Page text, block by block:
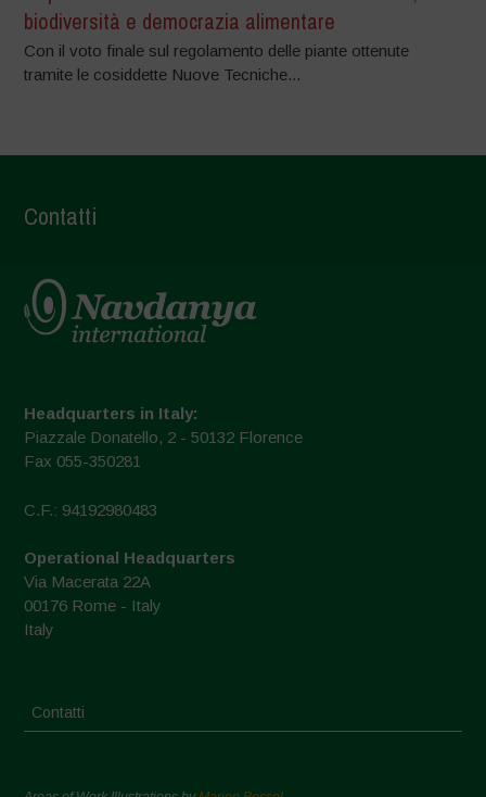
biodiversità e democrazia alimentare
Con il voto finale sul regolamento delle piante ottenute
tramite le cosiddette Nuove Tecniche...
Contatti
Headquarters in Italy:
Piazzale Donatello, 2 - 50132 Florence
Fax 055-350281
C.F.: 94192980483
Operational Headquarters
Via Macerata 22A
00176 Rome - Italy
Italy
Contatti